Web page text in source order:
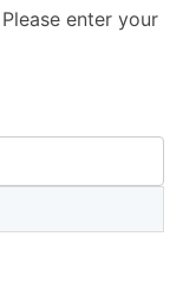
enter your